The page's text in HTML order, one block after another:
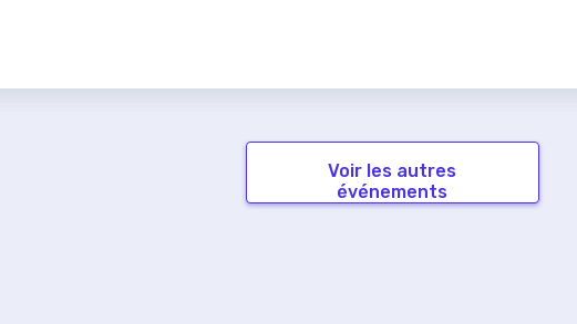
Voir les autres
événements